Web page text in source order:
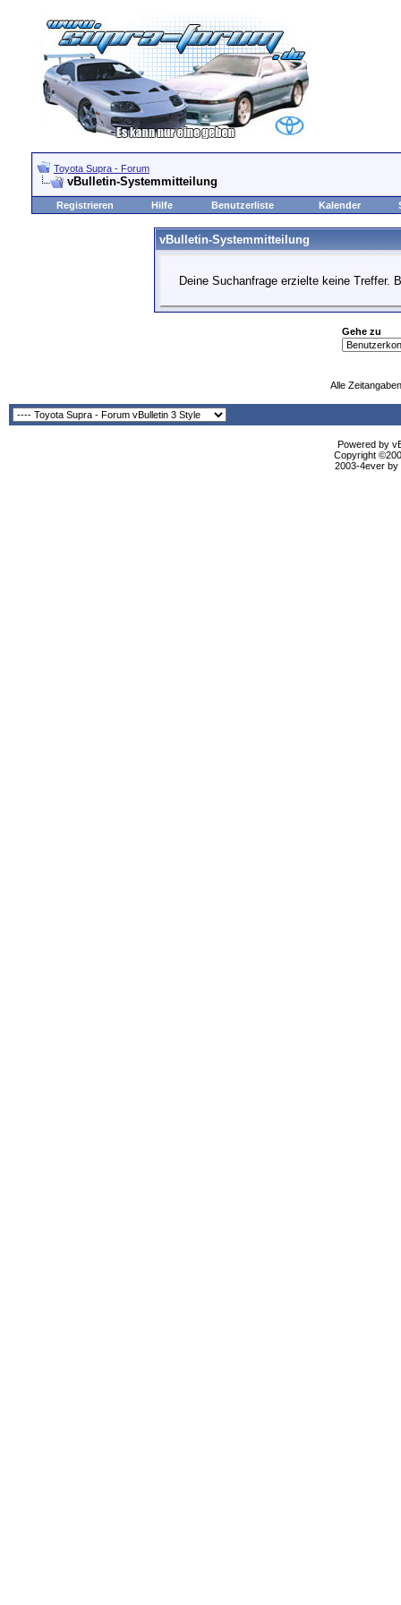
Toyota Supra - Forum
vBulletin-Systemmitteilung
Registrieren Hilfe Benutzerliste Kalender
vBulletin-Systemmitteilung
Deine Suchanfrage erzielte keine Treffer.
Gehe zu
Alle
Powered by
Copyright
2003-4ever by